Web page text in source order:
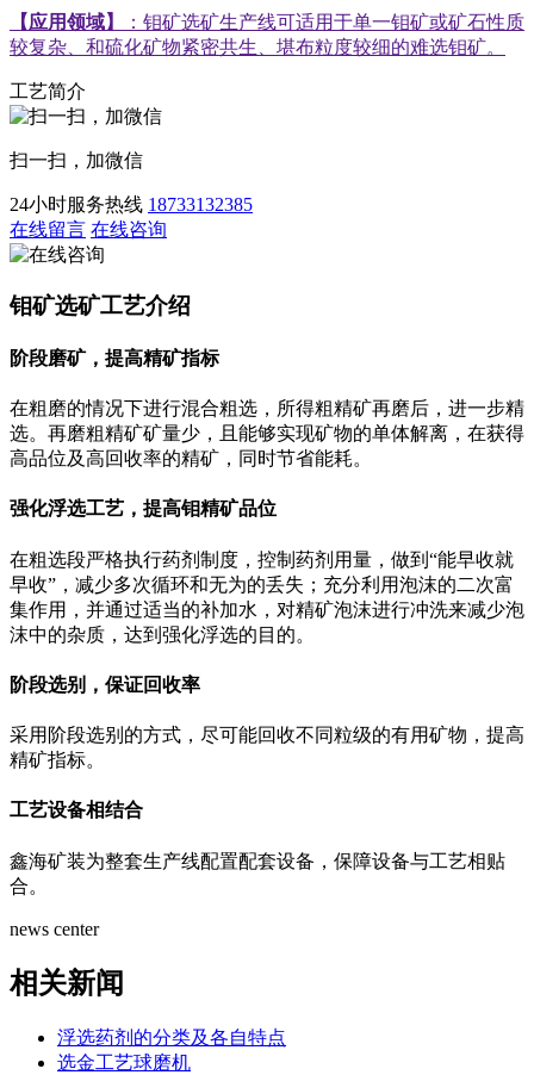
【应用领域】
：钼矿选矿生产线可适用于单一钼矿或矿石性质
较复杂、和硫化矿物紧密共生、堪布粒度较细的难选钼矿。
工艺简介
扫一扫，加微信
24小时服务热线 18733132385
在线留言 在线咨询
钼矿选矿工艺介绍
阶段磨矿，提高精矿指标
在粗磨的情况下进行混合粗选，所得粗精矿再磨后，进一步精
选。再磨粗精矿矿量少，且能够实现矿物的单体解离，在获得
高品位及高回收率的精矿，同时节省能耗。
强化浮选工艺，提高钼精矿品位
在粗选段严格执行药剂制度，控制药剂用量，做到“能早收就
早收”，减少多次循环和无为的丢失；充分利用泡沫的二次富
集作用，并通过适当的补加水，对精矿泡沫进行冲洗来减少泡
沫中的杂质，达到强化浮选的目的。
阶段选别，保证回收率
采用阶段选别的方式，尽可能回收不同粒级的有用矿物，提高
精矿指标。
工艺设备相结合
鑫海矿装为整套生产线配置配套设备，保障设备与工艺相贴
合。
news center
相关新闻
浮选药剂的分类及各自特点
选金工艺球磨机